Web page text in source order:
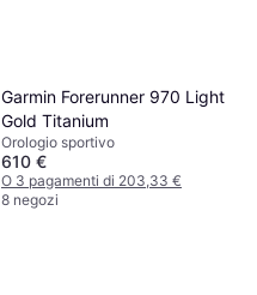
Garmin Forerunner 970 Light
Gold Titanium
Orologio sportivo
610 €
O 3 pagamenti di 203,33 €
8 negozi